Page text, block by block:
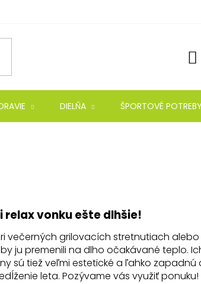
DIELŇA ŠPORTOVÉ POTREBY
vonku ešte dlhšie!
večerných grilovacích stretnutiach alebo
ju premenili na dlho očakávané teplo.
sú tiež veľmi estetické a ľahko zapadnú
leta. Pozývame vás využiť ponuku!